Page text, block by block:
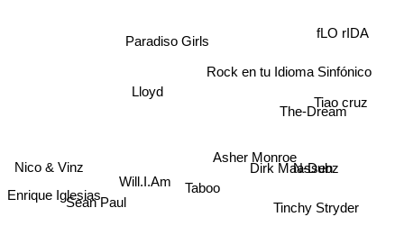
Taboo
Dirk Maassen
Paradiso Girls
Lloyd
Will.I.Am
Asher Monroe
Tinchy Stryder
N-Dubz
Sean Paul
Nico & Vinz
Enrique Iglesias